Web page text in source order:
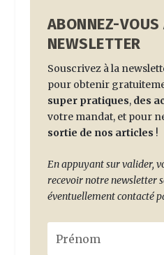
ABONNEZ-VOUS
NEWSLETTER
Souscrivez à la
pour obtenir
super pratiques, des
votre mandat, et pour
sortie de nos articles !
En appuyant sur valider,
recevoir notre newsletter
éventuellement contacté